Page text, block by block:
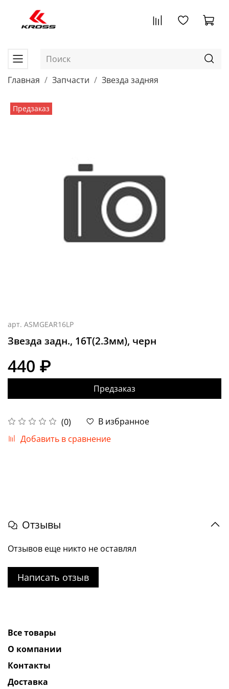
Главная Запчасти Звезда задняя
Предзаказ
арт. ASMGEAR16LP
Звезда задн., 16T(2.3мм), черн
(0)
В избранное
Добавить в сравнение
440 ₽
Предзаказ
Отзывы
Отзывов еще никто не оставлял
Написать отзыв
Все товары
О компании
Контакты
Доставка